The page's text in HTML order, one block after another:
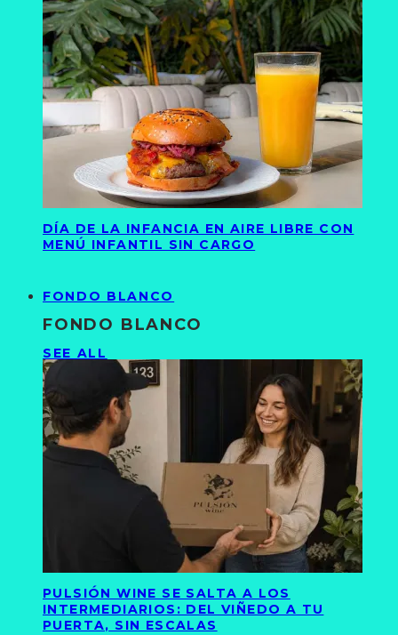
DÍA DE LA INFANCIA EN AIRE LIBRE CON
MENÚ INFANTIL SIN CARGO
FONDO BLANCO
FONDO BLANCO
SEE ALL
PULSIÓN WINE SE SALTA A LOS
INTERMEDIARIOS: DEL VIÑEDO A TU
PUERTA, SIN ESCALAS